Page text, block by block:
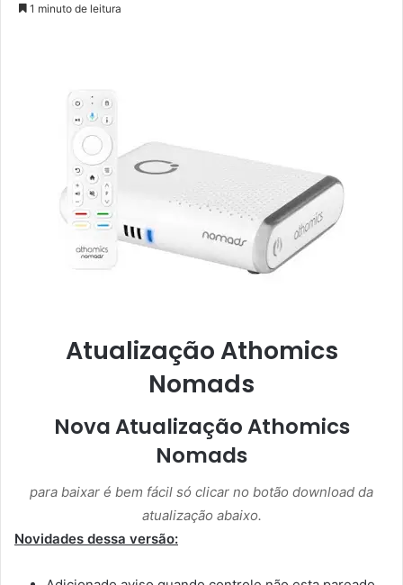
m
1 minuto de leitura
Atualização Athomics
Nomads
Nova Atualização Athomics
Nomads
para baixar é bem fácil só clicar no botão download da
atualização abaixo.
Novidades dessa versão: